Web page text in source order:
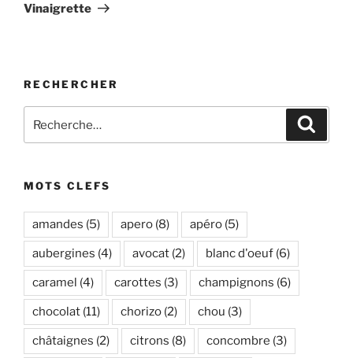
suivant
Vinaigrette
RECHERCHER
pour
MOTS CLEFS
amandes (5) apero (8) apéro (5)
aubergines (4) avocat (2) blanc d'oeuf (6)
caramel (4) carottes (3) champignons (6)
chocolat (11) chorizo (2) chou (3)
châtaignes (2) citrons (8) concombre (3)